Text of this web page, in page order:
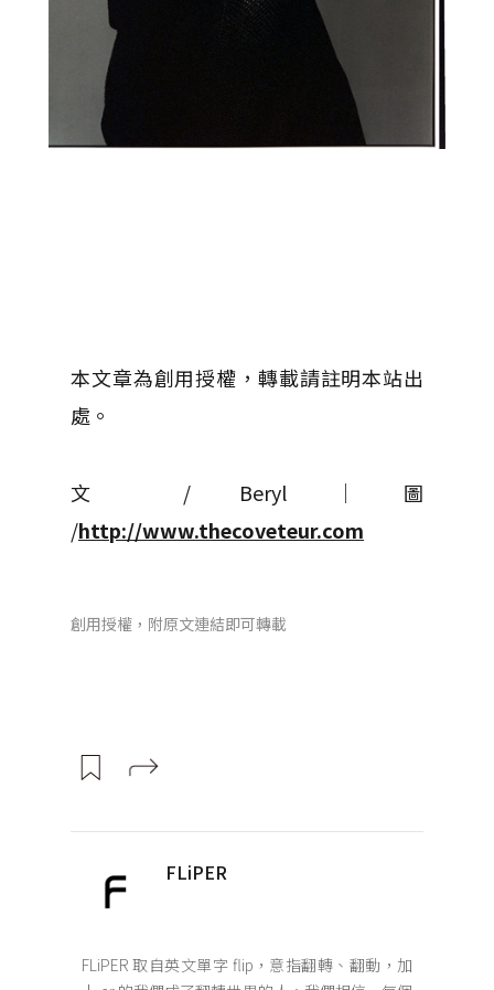
本文章為創用授權，轉載請註明本站出
處。
文 / Beryl │ 圖
/http://www.thecoveteur.com
創用授權，附原文連結即可轉載
FLiPER
FLiPER 取自英文單字 flip，意指翻轉、翻動，加